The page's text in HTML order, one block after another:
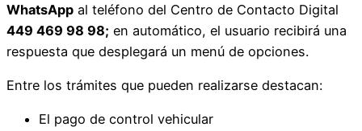
WhatsApp al teléfono del Centro de Contacto Digital
449 469 98 98; en automático, el usuario recibirá una
respuesta que desplegará un menú de opciones.
Entre los trámites que pueden realizarse destacan:
El pago de control vehicular